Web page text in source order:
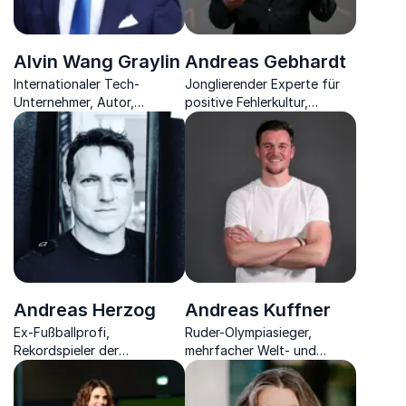
Alvin Wang Graylin
Internationaler Tech-
Unternehmer, Autor,
Speaker und Investor
Andreas Gebhardt
Jonglierender Experte für
positive Fehlerkultur,
Veränderungen & Mut zu
Andreas Herzog
Ex-Fußballprofi,
Rekordspieler der
österreichischen
Nationalmannschaft, Trainer
Andreas Kuffner
Ruder-Olympiasieger,
mehrfacher Welt- und
Europameister,
Wirtschaftsingenieur,